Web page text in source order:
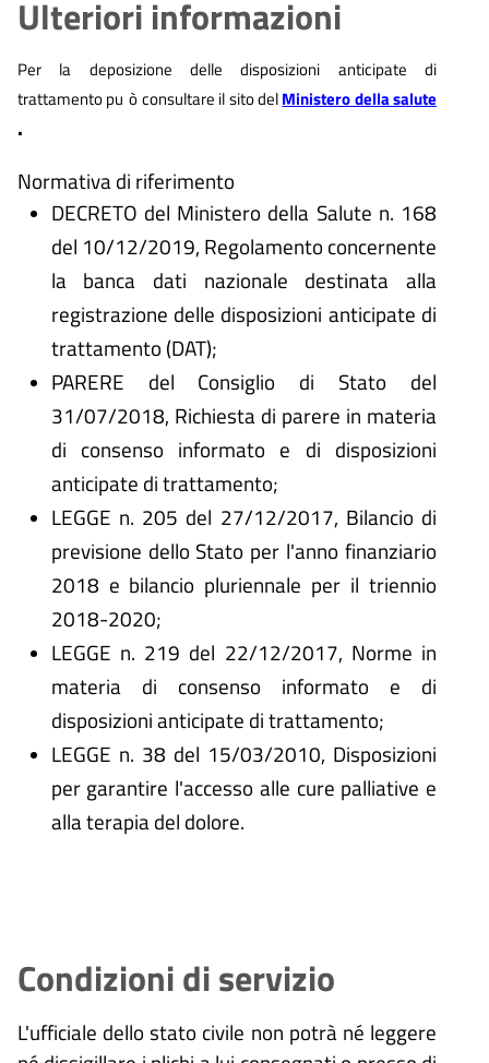
Ulteriori informazioni
Per la deposizione delle disposizioni anticipate di
trattamento pu òconsultare il sito delMinistero della salute
.
Normativa di riferimento
DECRETO del Ministero della Salute n. 168
del 10/12/2019, Regolamento concernente
la banca dati nazionale destinata alla
registrazione delle disposizioni anticipate di
trattamento (DAT);
PARERE del Consiglio di Stato del
31/07/2018, Richiesta di parere in materia
di consenso informato e di disposizioni
anticipate di trattamento;
LEGGE n. 205 del 27/12/2017, Bilancio di
previsione dello Stato per l'anno finanziario
2018 e bilancio pluriennale per il triennio
2018-2020;
LEGGE n. 219 del 22/12/2017, Norme in
materia di consenso informato e di
disposizioni anticipate di trattamento;
LEGGE n. 38 del 15/03/2010, Disposizioni
per garantire l'accesso alle cure palliative e
alla terapia del dolore.
Condizioni di servizio
L'ufficiale dello stato civile non potrà né leggere